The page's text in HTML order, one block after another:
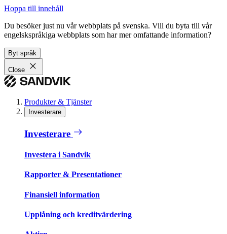
Hoppa till innehåll
Du besöker just nu vår webbplats på svenska. Vill du byta till vår
engelskspråkiga webbplats som har mer omfattande information?
Byt språk
Close
Produkter & Tjänster
Investerare
Investerare
Investera i Sandvik
Rapporter & Presentationer
Finansiell information
Upplåning och kreditvärdering